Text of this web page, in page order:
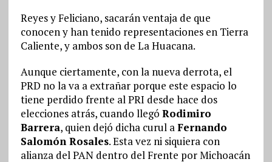
Reyes y Feliciano, sacarán ventaja de que
conocen y han tenido representaciones en Tierra
Caliente, y ambos son de La Huacana.
Aunque ciertamente, con la nueva derrota, el
PRD no la va a extrañar porque este espacio lo
tiene perdido frente al PRI desde hace dos
elecciones atrás, cuando llegó Rodimiro
Barrera, quien dejó dicha curul aFernando
Salomón Rosales. Esta vez ni siquiera con
alianza del PAN dentro del Frente por Michoacán